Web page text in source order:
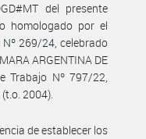
del presente
homologado por el
269/24, celebrado
ARGENTINA DE
Trabajo Nº 797/22,
2004).
de establecer los